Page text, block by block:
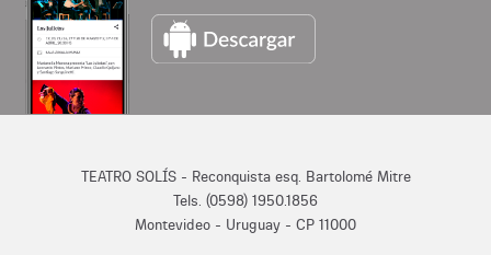
TEATRO SOLÍS - Reconquista esq. Bartolomé Mitre
Tels. (0598) 1950.1856
Montevideo - Uruguay - CP 11000